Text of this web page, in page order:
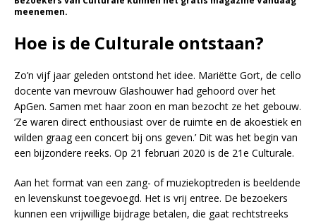
meenemen.
Hoe is de Culturale ontstaan?
Zo’n vijf jaar geleden ontstond het idee. Mariëtte Gort, de cello
docente van mevrouw Glashouwer had gehoord over het
ApGen. Samen met haar zoon en man bezocht ze het gebouw.
‘Ze waren direct enthousiast over de ruimte en de akoestiek en
wilden graag een concert bij ons geven.’ Dit was het begin van
een bijzondere reeks. Op 21 februari 2020 is de 21e Culturale.
Aan het format van een zang- of muziekoptreden is beeldende
en levenskunst toegevoegd. Het is vrij entree. De bezoekers
kunnen een vrijwillige bijdrage betalen, die gaat rechtstreeks